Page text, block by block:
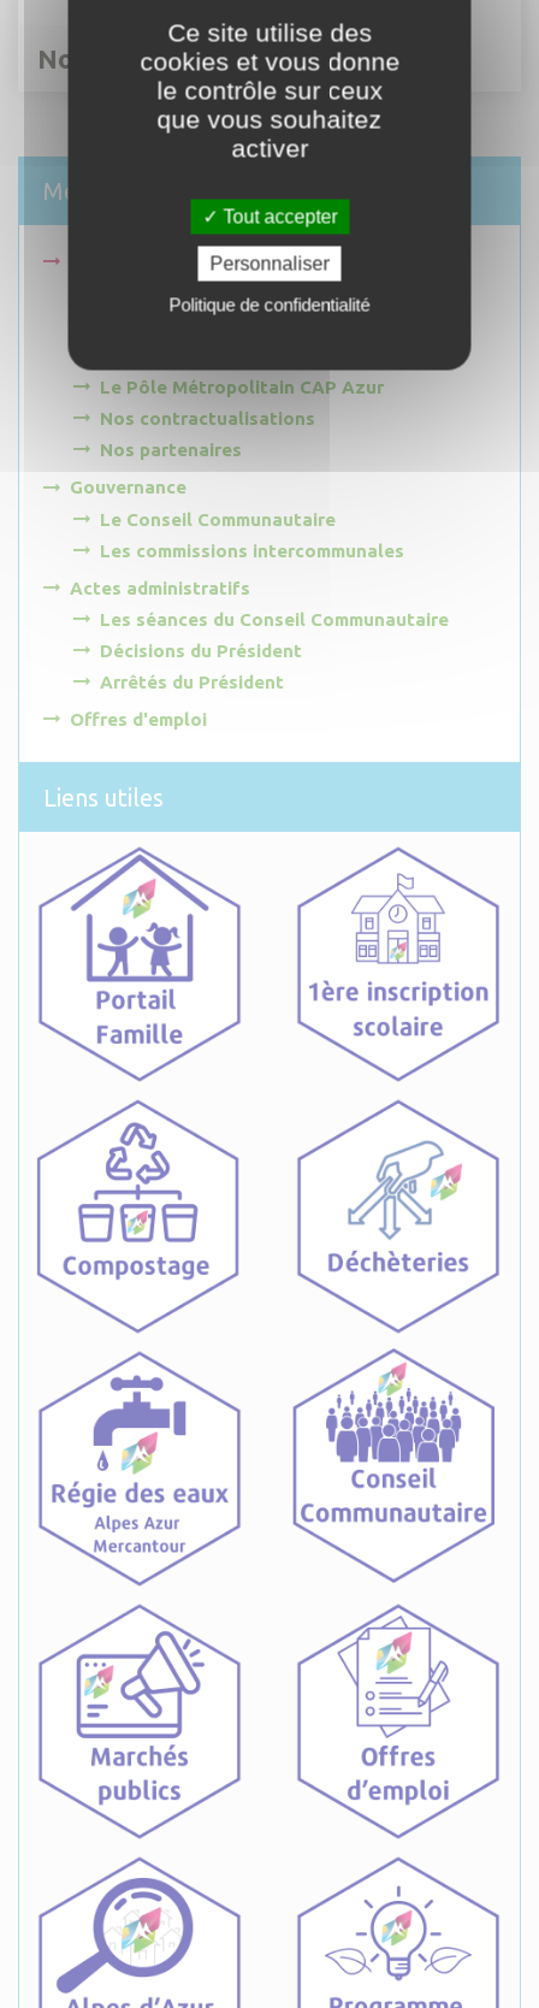
Nos partenaires
Menu
Le territoire Alpes d'Azur
Le Pôle Métropolitain CAP Azur
Nos contractualisations
Nos partenaires
Gouvernance
Le Conseil Communautaire
Les commissions intercommunales
Actes administratifs
Les séances du Conseil Communautaire
Décisions du Président
Arrêtés du Président
Offres d'emploi
Liens utiles
Ce site utilise des
cookies et vous donne
le contrôle sur ceux
que vous souhaitez
activer
Tout accepter
Personnaliser
Politique de confidentialité